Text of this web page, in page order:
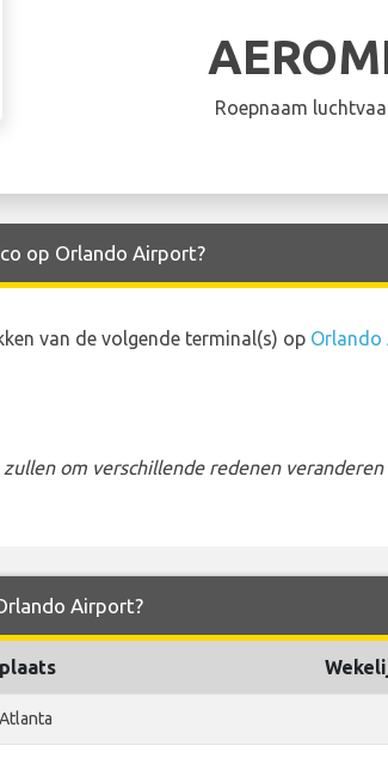
Roepnaam
op Orlando Airport?
van de volgende terminal(s) op
om verschillende redenen
Airport?
plaats
Atlanta